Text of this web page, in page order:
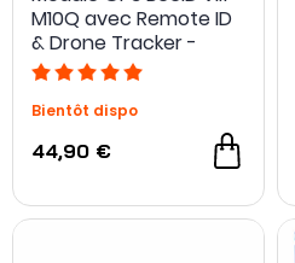
M10Q avec Remote ID
& Drone Tracker -
NewBeeDrone
Bientôt dispo
44,90 €